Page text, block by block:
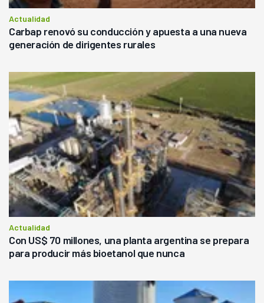
Actualidad
Carbap renovó su conducción y apuesta a una nueva
generación de dirigentes rurales
Actualidad
Con US$ 70 millones, una planta argentina se prepara
para producir más bioetanol que nunca